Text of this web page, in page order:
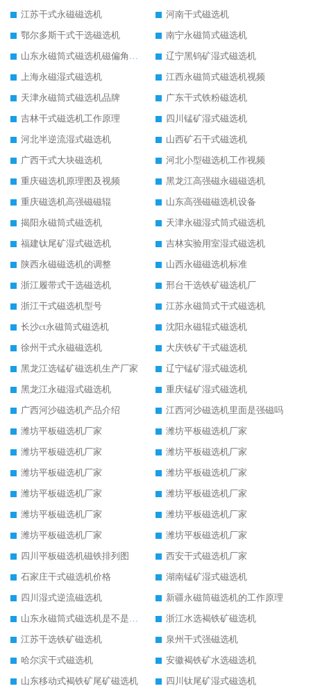
江苏干式永磁磁选机
河南干式磁选机
鄂尔多斯干式干选磁选机
南宁永磁筒式磁选机
山东永磁筒式磁选机磁偏角怎么调整
辽宁黑钨矿湿式磁选机
上海永磁湿式磁选机
江西永磁筒式磁选机视频
天津永磁筒式磁选机品牌
广东干式铁粉磁选机
吉林干式磁选机工作原理
四川锰矿湿式磁选机
河北半逆流湿式磁选机
山西矿石干式磁选机
广西干式大块磁选机
河北小型磁选机工作视频
重庆磁选机原理图及视频
黑龙江高强磁永磁磁选机
重庆磁选机高强磁磁辊
山东高强磁磁选机设备
揭阳永磁筒式磁选机
天津永磁湿式筒式磁选机
福建钛尾矿湿式磁选机
吉林实验用室湿式磁选机
陕西永磁磁选机的调整
山西永磁磁选机标准
浙江履带式干选磁选机
邢台干选铁矿磁选机厂
浙江干式磁选机型号
江苏永磁筒式干式磁选机
长沙ct永磁筒式磁选机
沈阳永磁辊式磁选机
徐州干式永磁磁选机
大庆铁矿干式磁选机
黑龙江选锰矿磁选机生产厂家
辽宁锰矿湿式磁选机
黑龙江永磁湿式磁选机
重庆锰矿湿式磁选机
广西河沙磁选机产品介绍
江西河沙磁选机里面是强磁吗
潍坊平板磁选机厂家
潍坊平板磁选机厂家
潍坊平板磁选机厂家
潍坊平板磁选机厂家
潍坊平板磁选机厂家
潍坊平板磁选机厂家
潍坊平板磁选机厂家
潍坊平板磁选机厂家
潍坊平板磁选机厂家
潍坊平板磁选机厂家
潍坊平板磁选机厂家
潍坊平板磁选机厂家
四川平板磁选机磁铁排列图
西安干式磁选机厂家
石家庄干式磁选机价格
湖南锰矿湿式磁选机
四川湿式逆流磁选机
新疆永磁筒磁选机的工作原理
山东永磁筒式磁选机是不是强磁
浙江水选褐铁矿磁选机
江苏干选铁矿磁选机
泉州干式强磁选机
哈尔滨干式磁选机
安徽褐铁矿水选磁选机
山东移动式褐铁矿尾矿磁选机
四川钛尾矿湿式磁选机